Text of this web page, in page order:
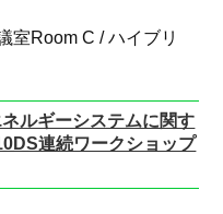
室Room C / ハイブリ
ルギーシステムに関す
連続ワークショップ